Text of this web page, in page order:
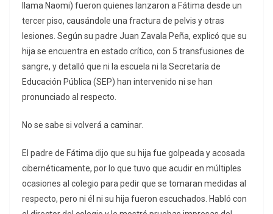
llama Naomi) fueron quienes lanzaron a Fátima desde un
tercer piso, causándole una fractura de pelvis y otras
lesiones. Según su padre Juan Zavala Peña, explicó que su
hija se encuentra en estado crítico, con 5 transfusiones de
sangre, y detalló que ni la escuela ni la Secretaría de
Educación Pública (SEP) han intervenido ni se han
pronunciado al respecto.
No se sabe si volverá a caminar.
El padre de Fátima dijo que su hija fue golpeada y acosada
cibernéticamente, por lo que tuvo que acudir en múltiples
ocasiones al colegio para pedir que se tomaran medidas al
respecto, pero ni él ni su hija fueron escuchados. Habló con